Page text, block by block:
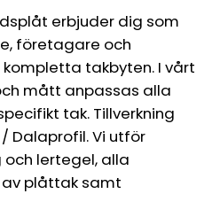
erbjuder dig som
företagare och
takbyten. I vårt
mått anpassas alla
tak. Tillverkning
/ Dalaprofil. Vi utför
lertegel, alla
plåttak samt